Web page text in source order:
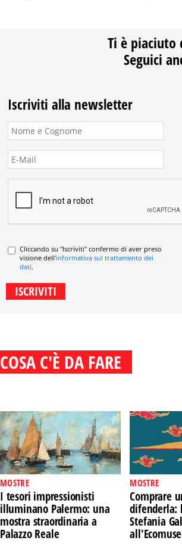
Ti è piaciuto
Seguici
Iscriviti alla newsletter
Cliccando su "Iscriviti" confermo di aver preso
visione dell'informativa sul trattamento dei
dati.
COSA C'È DA FARE
MOSTRE
I tesori impressionisti
illuminano Palermo: una
mostra straordinaria a
Palazzo Reale
MOSTRE
Comprare
difenderla:
Stefania